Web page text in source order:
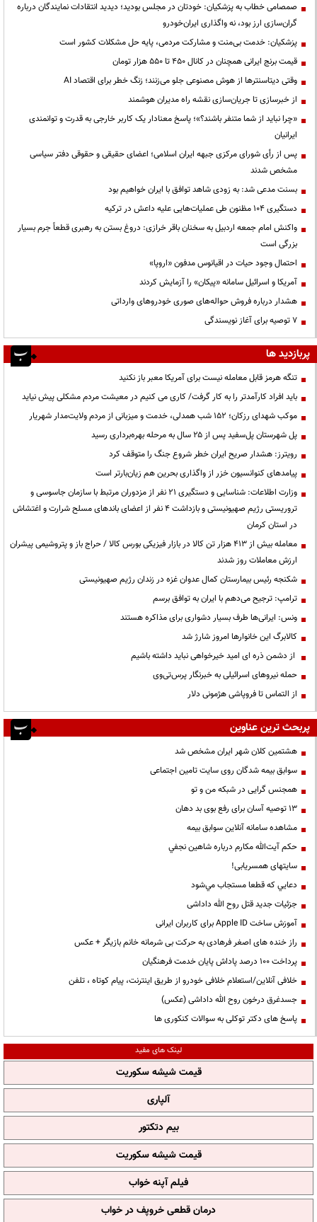
صمصامی خطاب به پزشکیان: خودتان در مجلس بودید؛ دیدید انتقادات نمایندگان درباره
گران‌سازی ارز بود، نه واگذاری ایران‌خودرو
پزشکیان: خدمت بی‌منت و مشارکت مردمی، پایه حل مشکلات کشور است
قیمت‌ برنج ایرانی همچنان در کانال ۴۵۰ تا ۵۵۰ هزار تومان
وقتی دیتاسنترها از هوش مصنوعی جلو می‌زنند؛ زنگ خطر برای اقتصاد AI
از خبرسازی تا جریان‌سازی نقشه راه مدیران هوشمند
«چرا نباید از شما متنفر باشند؟»؛ پاسخ معنادار یک کاربر خارجی به قدرت و توانمندی
ایرانیان
پس از رأی شورای مرکزی جبهه ایران اسلامی؛ اعضای حقیقی و حقوقی دفتر سیاسی
مشخص شدند
بسنت مدعی شد: به زودی شاهد توافق با ایران خواهیم بود
دستگیری ۱۰۴ مظنون طی عملیات‌هایی علیه داعش در ترکیه
واکنش امام جمعه اردبیل به سخنان باقر خرازی: دروغ بستن به رهبری قطعاً جرم بسیار
بزرگی است
احتمال وجود حیات در اقیانوس مدفون «اروپا»
آمریکا و اسرائیل سامانه «پیکان» را آزمایش کردند
هشدار درباره فروش حواله‌های صوری خودروهای وارداتی
۷ توصیه برای آغاز نویسندگی
پربازدید ها
تنگه هرمز قابل معامله نیست برای آمریکا معبر باز نکنید
باید افراد کارآمدتر را به کار گرفت/ کاری می کنیم در معیشت مردم مشکلی پیش نیاید
موکب شهدای رزکان؛ ۱۵۲ شب همدلی، خدمت و میزبانی از مردم ولایت‌مدار شهریار
پل شهرستان پل‌سفید پس از ۲۵ سال به مرحله بهره‌برداری رسید
رویترز: هشدار صریح ایران خطر شروع جنگ را متوقف کرد
پیامدهای کنوانسیون خزر از واگذاری بحرین هم زیان‌بارتر است
وزارت اطلاعات: شناسایی و دستگیری ۲۱ نفر از مزدوران مرتبط با سازمان جاسوسی و
تروریستی رژیم صهیونیستی و بازداشت ۴ نفر از اعضای باندهای مسلح شرارت و اغتشاش
در استان کرمان
معامله بیش از ۴۱۳ هزار تن کالا در بازار فیزیکی بورس کالا / حراج باز و پتروشیمی پیشران
ارزش معاملات روز شدند
شکنجه رئیس بیمارستان کمال عدوان غزه در زندان رژیم صهیونیستی
ترامپ: ترجیح می‌دهم با ایران به توافق برسم
ونس: ایرانی‌ها طرف بسیار دشواری برای مذاکره هستند
کالابرگ این خانوارها امروز شارژ شد
از دشمن ذره ای امید خیرخواهی نباید داشته باشیم
حمله نیروهای اسرائیلی به خبرنگار پرس‌تی‌وی
از التماس تا فروپاشی هژمونی دلار
پربحث ترین عناوین
هشتمین کلان شهر ایران مشخص شد
سوابق بیمه شدگان روی سایت تامین اجتماعی
همجنس گرایی در شبکه من و تو
13 توصیه آسان برای رفع بوی بد دهان
مشاهده سامانه آنلاين سوابق بیمه
حكم آيت‌الله مكارم درباره شاهين نجفي
سایتهای همسریابی!
دعايي كه قطعا مستجاب مي‌شود
جزئیات جدید قتل روح الله داداشی
آموزش ساخت Apple ID برای کاربران ایرانی
راز خنده های اصغر فرهادی به حرکت بی شرمانه خانم بازیگر + عکس
پرداخت ۱۰۰ درصد پاداش پایان خدمت فرهنگیان
خلافی آنلاین/استعلام خلافی خودرو از طریق اینترنت، پیام کوتاه ، تلفن
جسدغرق درخون روح الله داداشی (عکس)
پاسخ های دکتر توکلی به سوالات کنکوری ها
لینک های مفید
قیمت شیشه سکوریت
آلپاری
بیم دتکتور
قیمت شیشه سکوریت
فیلم آپنه خواب
درمان قطعی خروپف در خواب